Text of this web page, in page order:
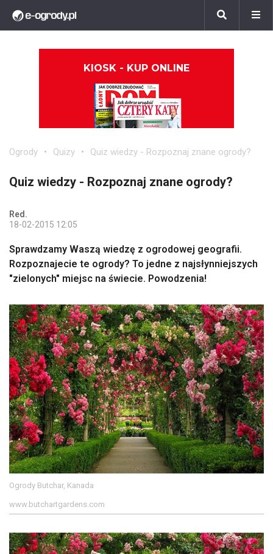
KIOSK - KUP ONLINE
Ogrody Quizy Quiz wiedzy - Rozpoznaj znane ogrody?
Quiz wiedzy - Rozpoznaj znane ogrody?
Red.
18-02-2015 12:05
Sprawdzamy Waszą wiedzę z ogrodowej geografii.
Rozpoznajecie te ogrody? To jedne z najsłynniejszych
"zielonych" miejsc na świecie. Powodzenia!
Ogrody Butchar, Kanada
www.butchartgardens.com